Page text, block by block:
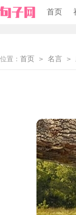
首页
置： 首页 > 名言 >